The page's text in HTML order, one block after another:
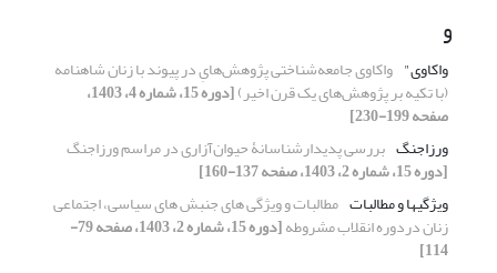
و
واکاوی" واکاوی جامعه‌شناختی پژوهش‌هایِ در پیوند با زنان شاهنامه
(با تکیه بر پژوهش‌های یک قرن اخیر) [دوره 15، شماره 4، 1403،
صفحه 199-230]
ورزاجنگ بررسی پدیدارشناسانۀ حیوان‌آزاری در مراسم ورزاجنگ
[دوره 15، شماره 2، 1403، صفحه 137-160]
ویژگیها و مطالبات مطالبات و ویژگی های جنبش های سیاسی، اجتماعی
زنان دردوره انقلاب مشروطه [دوره 15، شماره 2، 1403، صفحه 79-
114]